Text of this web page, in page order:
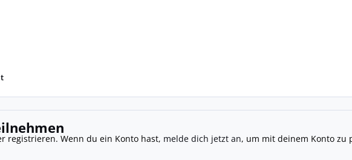
registrieren. Wenn du ein Konto hast, melde dich jetzt an, um mit deinem Konto zu